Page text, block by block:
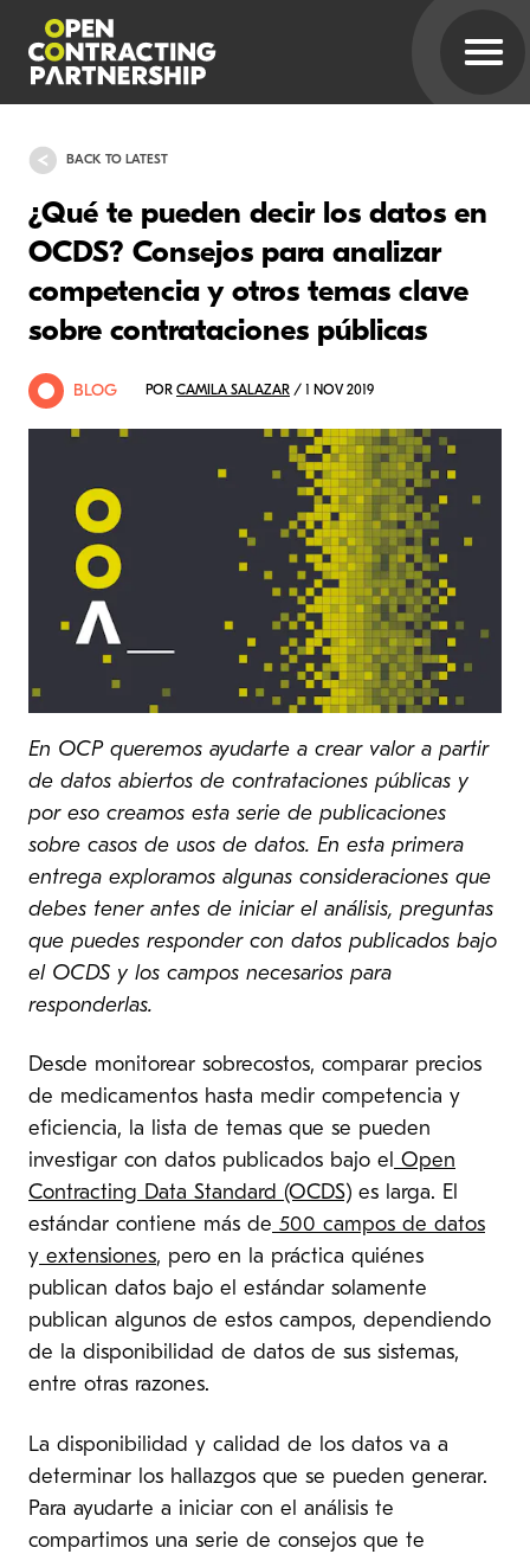
BACK TO LATEST
¿Qué te pueden decir los datos en
OCDS? Consejos para analizar
competencia y otros temas clave
sobre contrataciones públicas
BLOG POR CAMILA SALAZAR / 1 NOV 2019
En OCP queremos ayudarte a crear valor a partir
de datos abiertos de contrataciones públicas y
por eso creamos esta serie de publicaciones
sobre casos de usos de datos. En esta primera
entrega exploramos algunas consideraciones que
debes tener antes de iniciar el análisis, preguntas
que puedes responder con datos publicados bajo
el OCDS y los campos necesarios para
responderlas.
Desde monitorear sobrecostos, comparar precios
de medicamentos hasta medir competencia y
eficiencia, la lista de temas que se pueden
investigar con datos publicados bajo el Open
Contracting Data Standard (OCDS) es larga. El
estándar contiene más de 500 campos de datos
y extensiones, pero en la práctica quiénes
publican datos bajo el estándar solamente
publican algunos de estos campos, dependiendo
de la disponibilidad de datos de sus sistemas,
entre otras razones.
La disponibilidad y calidad de los datos va a
determinar los hallazgos que se pueden generar.
Para ayudarte a iniciar con el análisis te
compartimos una serie de consejos que te